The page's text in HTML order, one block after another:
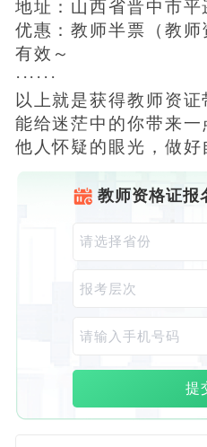
地址：山西省晋中市平
优惠：教师半票（教
有效～
······
以上就是获得教师资
能给迷茫中的你带来
他人怀疑的眼光，做好
教师资格证报
提